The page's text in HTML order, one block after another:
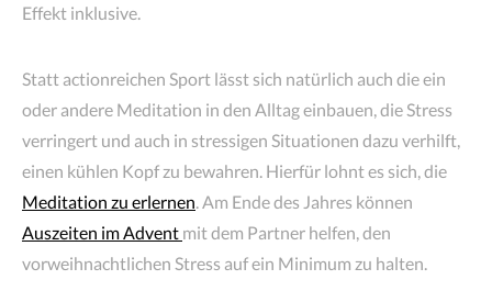
Effekt inklusive.
Statt actionreichen Sport lässt sich natürlich auch die ein
oder andere Meditation in den Alltag einbauen, die Stress
verringert und auch in stressigen Situationen dazu verhilft,
einen kühlen Kopf zu bewahren. Hierfür lohnt es sich, die
Meditation zu erlernen. Am Ende des Jahres können
Auszeiten im Advent mit dem Partner helfen, den
vorweihnachtlichen Stress auf ein Minimum zu halten.